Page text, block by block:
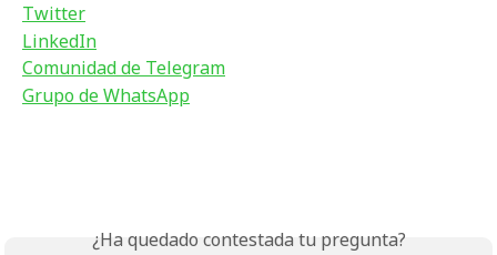
Twitter
LinkedIn
Comunidad de Telegram
Grupo de WhatsApp
¿Ha quedado contestada tu pregunta?